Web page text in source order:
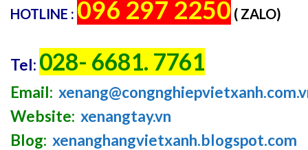
HOTLINE : 096 297 2250 ( ZALO)
Tel: 028- 6681. 7761
Email:
Website: xenangtay.vn
Blog: xenanghangvietxanh.blogspot.com